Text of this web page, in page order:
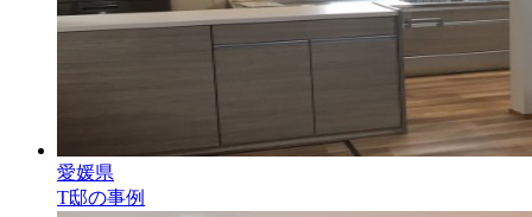
愛媛県
T邸の事例